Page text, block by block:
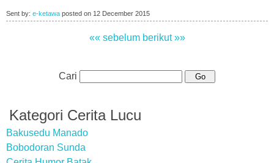
Sent by: e-ketawa posted on 12 December 2015
«« sebelum berikut »»
Cari
Kategori Cerita Lucu
Bakusedu Manado
Bobodoran Sunda